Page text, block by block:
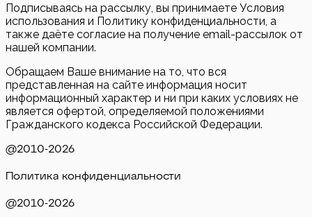
Подписываясь на рассылку, вы принимаете Условия
использования и Политику конфиденциальности, а
также даёте согласие на получение email-рассылок от
нашей компании.
Обращаем Ваше внимание на то, что вся
представленная на сайте информация носит
информационный характер и ни при каких условиях не
является офертой, определяемой положениями
Гражданского кодекса Российской Федерации.
@2010-2026
Политика конфиденциальности
@2010-2026